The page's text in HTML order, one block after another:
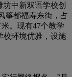
中新双语学校创
筝都福寿东街，占
。现有47个教学
校环境优雅，设施